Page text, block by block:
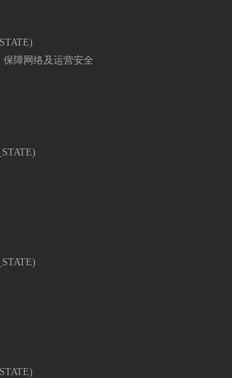
障网络及运营安全